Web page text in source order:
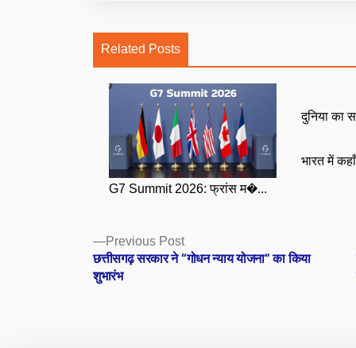
Related Posts
G7 Summit 2026: फ्रांस म�...
दुनिया का
भारत में
Posts
navigation
Previous PostPrevious
post:
छत्तीसगढ़ सरकार ने “गोधन न्याय योजना” का किया
शुभारंभ